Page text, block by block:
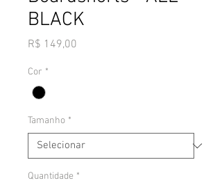
BLACK
R$ 149,00
Cor *
Tamanho *
Quantidade *